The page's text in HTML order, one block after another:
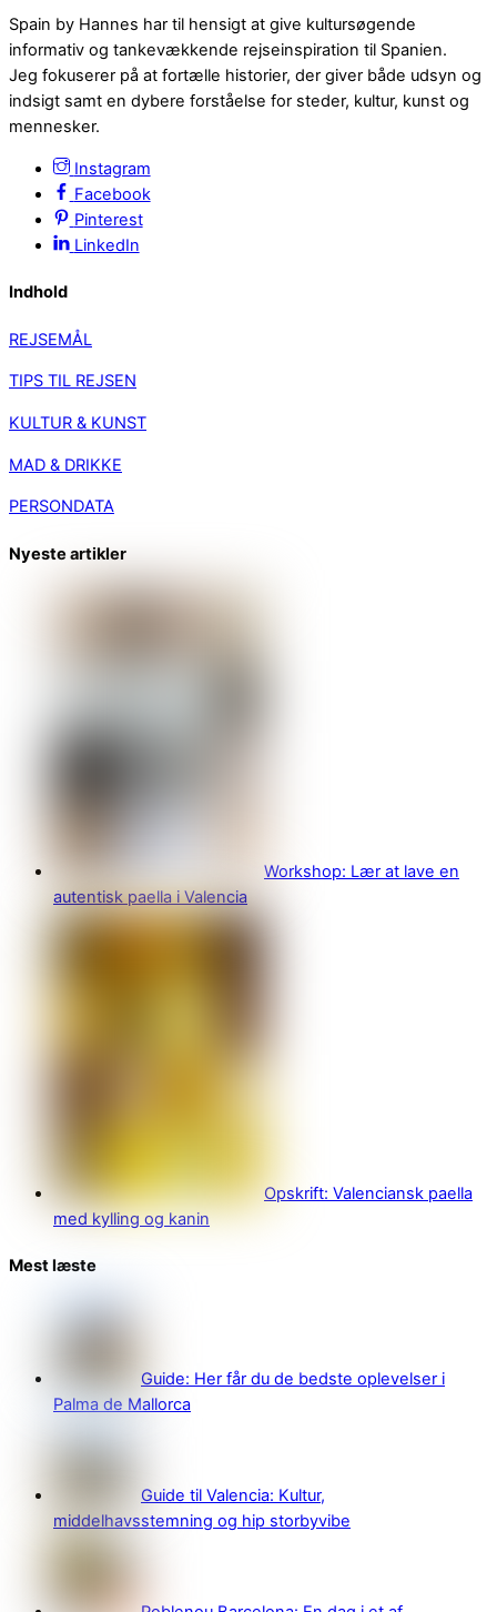
Spain by Hannes har til hensigt at give kultursøgende
informativ og tankevækkende rejseinspiration til Spanien.
Jeg fokuserer på at fortælle historier, der giver både udsyn og
indsigt samt en dybere forståelse for steder, kultur, kunst og
mennesker.
Instagram
Facebook
Pinterest
LinkedIn
Indhold
REJSEMÅL
TIPS TIL REJSEN
KULTUR & KUNST
MAD & DRIKKE
PERSONDATA
Nyeste artikler
Workshop: Lær at lave en
autentisk paella i Valencia
Opskrift: Valenciansk paella
med kylling og kanin
Mest læste
Guide: Her får du de bedste oplevelser i
Palma de Mallorca
Guide til Valencia: Kultur,
middelhavsstemning og hip storbyvibe